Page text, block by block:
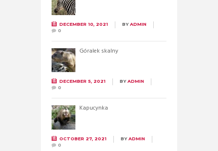
DECEMBER 10, 2021 BYADMIN
0
Góralek skalny
DECEMBER 5, 2021 BYADMIN
0
Kapucynka
OCTOBER 27, 2021 BYADMIN
0